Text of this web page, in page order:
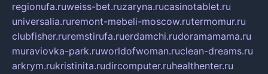
regionufa.ruweiss-bet.ruzaryna.rucasinotablet.ru
universalia.ruremont-mebeli-moscow.rutermomur.ru
clubfisher.ruremstirufa.ruerdamchi.rudoramamama.ru
muraviovka-park.ruworldofwoman.ruclean-dreams.ru
arkrym.rukristinita.rudircomputer.ruhealthenter.ru